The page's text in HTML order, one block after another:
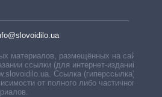
материалов, размещённых на сайте,
ссылки (для интернет-изданий —
Ссылка (гиперссылка)
от полного либо частичного